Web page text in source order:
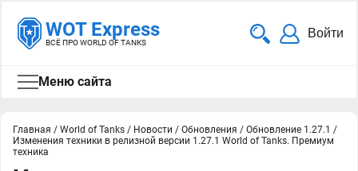
WOT Express
ВСЁ ПРО WORLD OF TANKS
Войти
Меню сайта
Главная / World of Tanks / Новости / Обновления / Обновление 1.27.1 /
Изменения техники в релизной версии 1.27.1 World of Tanks. Премиум
техника